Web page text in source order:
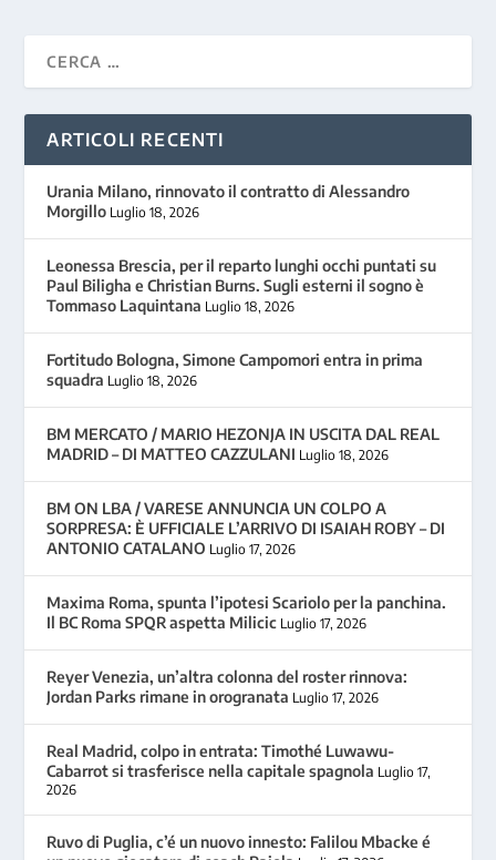
ARTICOLI RECENTI
Urania Milano, rinnovato il contratto di Alessandro
Morgillo Luglio 18, 2026
Leonessa Brescia, per il reparto lunghi occhi puntati su
Paul Biligha e Christian Burns. Sugli esterni il sogno è
Tommaso Laquintana Luglio 18, 2026
Fortitudo Bologna, Simone Campomori entra in prima
squadra Luglio 18, 2026
BM MERCATO / MARIO HEZONJA IN USCITA DAL REAL
MADRID – DI MATTEO CAZZULANI Luglio 18, 2026
BM ON LBA / VARESE ANNUNCIA UN COLPO A
SORPRESA: È UFFICIALE L’ARRIVO DI ISAIAH ROBY – DI
ANTONIO CATALANO Luglio 17, 2026
Maxima Roma, spunta l’ipotesi Scariolo per la panchina.
Il BC Roma SPQR aspetta Milicic Luglio 17, 2026
Reyer Venezia, un’altra colonna del roster rinnova:
Jordan Parks rimane in orogranata Luglio 17, 2026
Real Madrid, colpo in entrata: Timothé Luwawu-
Cabarrot si trasferisce nella capitale spagnola Luglio 17,
2026
Ruvo di Puglia, c’é un nuovo innesto: Falilou Mbacke é